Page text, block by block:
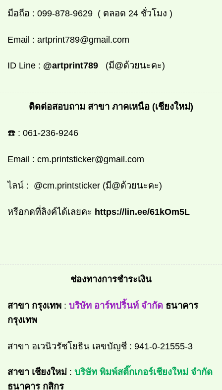
มือถือ : 099-878-9629 ( ตลอด 24 ชั่วโมง )
Email : artprint789@gmail.com
ID Line : @artprint789 (มี@ด้วยนะคะ)
ติดต่อสอบถาม สาขา ภาคเหนือ (เชียงใหม่)
☎️ : 061-236-9246
Email : cm.printsticker@gmail.com
ไลน์ : @cm.printsticker (มี@ด้วยนะคะ)
หรือกดที่ลิงค์ได้เลยคะ https://lin.ee/61kOm5L
ช่องทางการชำระเงิน
สาขา กรุงเทพ : บริษัท อาร์ทปริ้นท์ จำกัด ธนาคาร
กรุงเทพ
สาขา อเวนิวรัชโยธิน เลขบัญชี : 941-0-21555-3
สาขา เชียงใหม่ : บริษัท พิมพ์สติ๊กเกอร์เชียงใหม่ จำกัด
ธนาคาร กสิกร